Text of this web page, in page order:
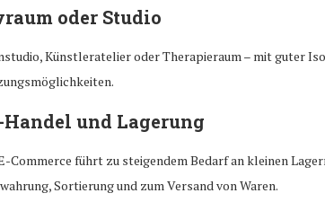
oder Studio
Künstleratelier oder Therapieraum – mit guter
und Lagerung
Commerce führt zu steigendem Bedarf an kleinen
Sortierung und zum Versand von Waren.